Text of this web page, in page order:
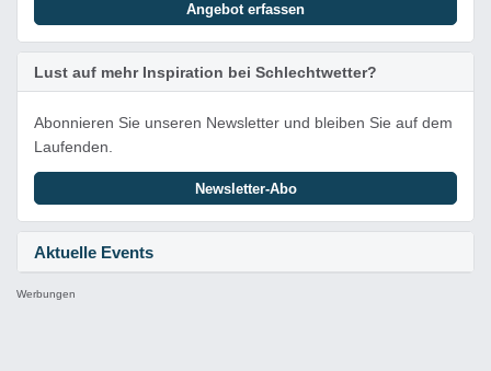
Aktuelle Events
Angebot erfassen
Lust auf mehr Inspiration bei Schlechtwetter?
Abonnieren Sie unseren Newsletter und bleiben Sie auf dem
Laufenden.
Newsletter-Abo
Werbungen